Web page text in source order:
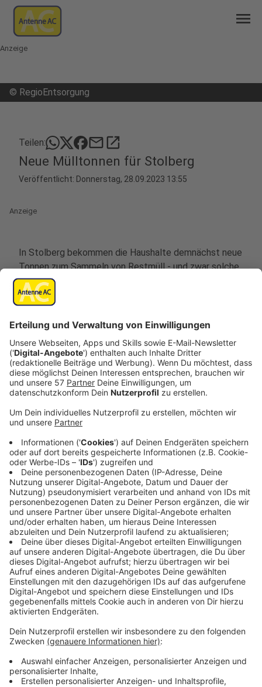
menu
Anzeige
© RegioEntsorgung
Teilen: mailopen_in_new
Neue Mülltonnen für Stolberg
Veröffentlicht: Donnerstag, 28.09.2023 13:55
Anzeige
In Stolberg bekommen die Haushalte demnächst neue
Tonnen zum Sammeln von Restmüll - und zwar solche
mit Rollen.
Darüber informiert die
Ab dem neuen Jahr findet dann dort die Abfuhr des
Restmülls alle zwei Wochen statt, bei kleinen
Haushalten mit bis zu zwei Personen optional alle vier
Wochen.
Die Maßnahme mache die Abfuhr für die
RegioEntsorgung einfacher, außerdem werde so die
und das Stadtbild aufgewertet, heißt es.
Anzeige
Weitere Infos der RegioEntsorgung dazu:
Anzeige
Alle Wohneinheiten auf einem Grundstück erhalten
immer eine gemeinsame Tonne. Sie orientiert sich in
der Größe an der Bewohnerzahl – für jede Person wird
ein Mindestbehältervolumen von 15 Litern pro Woche
kalkuliert.
werden, können Küchentonnen mit einem
Fassungsvermögen von 60 Litern bei der